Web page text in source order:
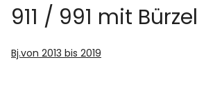
911 / 991 mit Bürzel
Bj.von 2013 bis 2019